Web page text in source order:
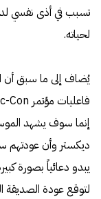
تسبب في أذى نفسي
لحياته.
يُضاف إلى ما سبق أن
إنما سوف يشهد
ديكستر وأن عودتهم
يبدو دعائياً بصورة
لتوقع عودة الصديقة